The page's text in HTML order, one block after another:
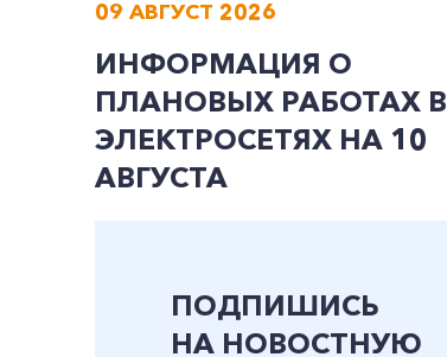
09 АВГУСТ 2026
ИНФОРМАЦИЯ О
ПЛАНОВЫХ РАБОТАХ В
ЭЛЕКТРОСЕТЯХ НА 10
АВГУСТА
ПОДПИШИСЬ
НА НОВОСТНУЮ